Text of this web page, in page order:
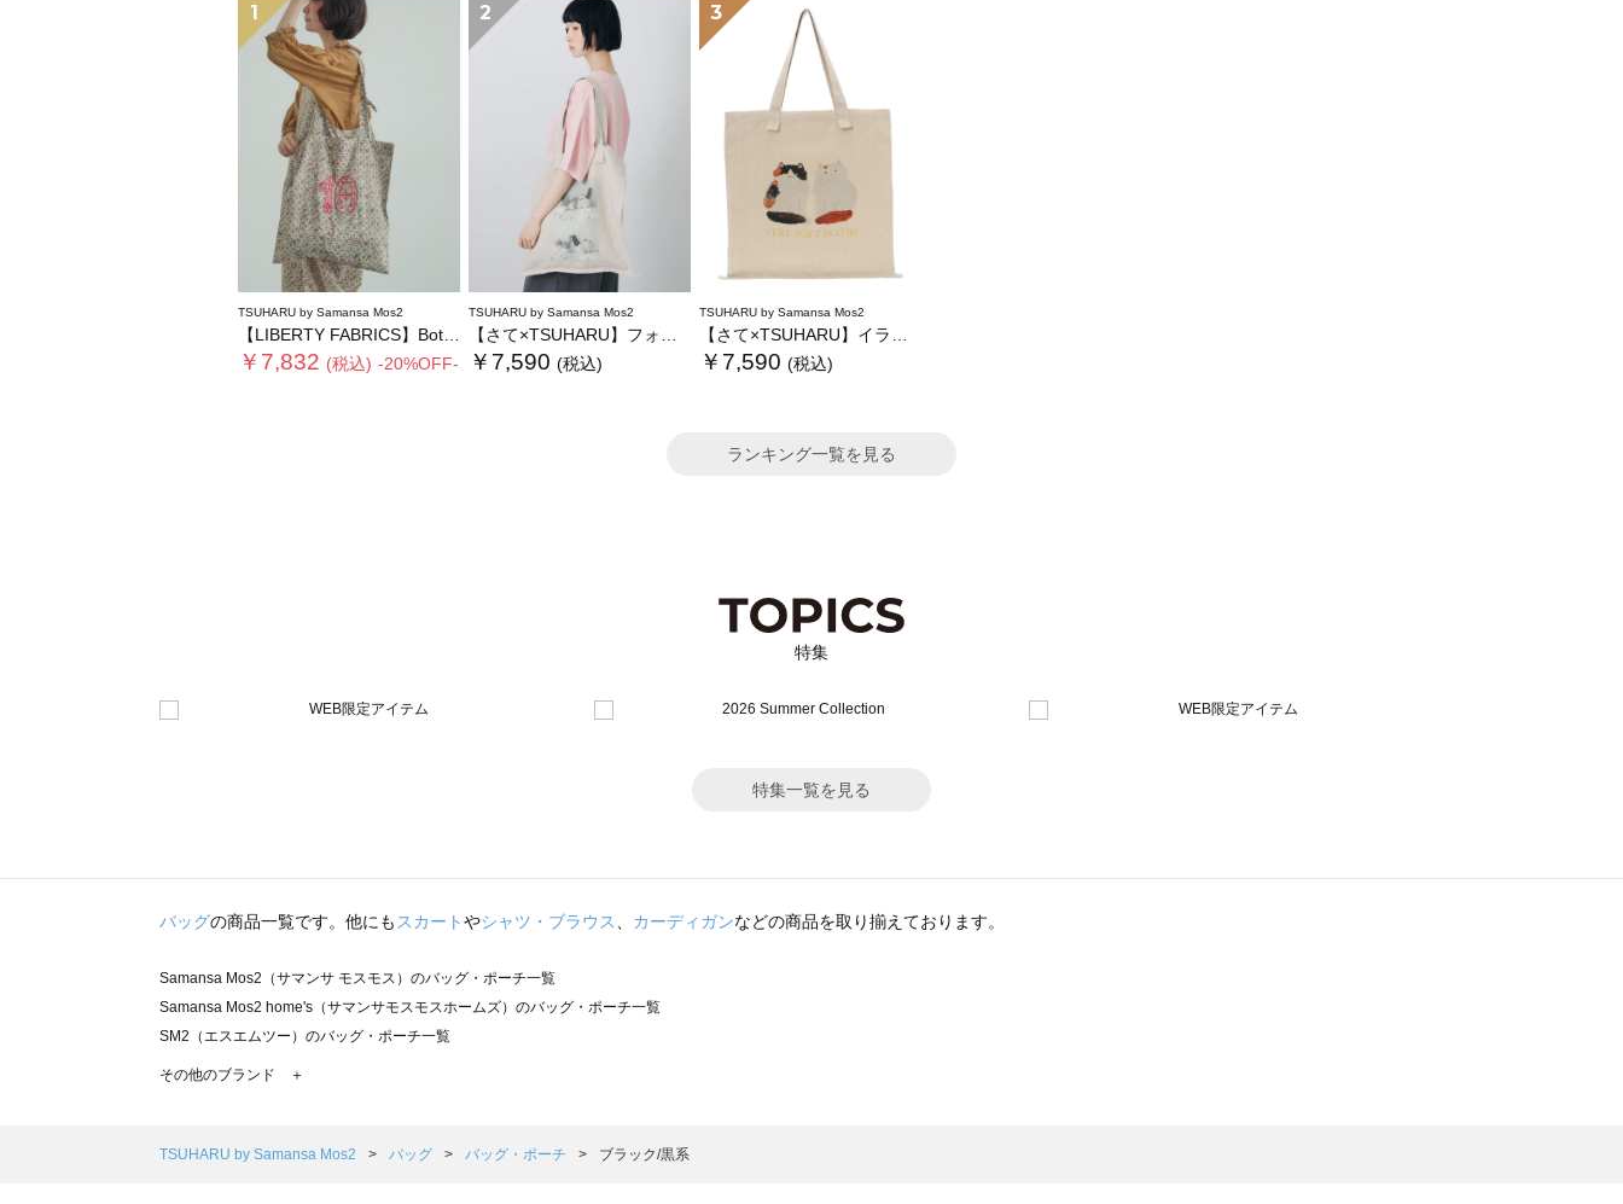
1
TSUHARU by Samansa Mos2
【LIBERTY FABRICS】Botanical Language柄トートバッグ
￥7,832 (税込) -20%OFF-
2
TSUHARU by Samansa Mos2
【さて×TSUHARU】フォト柄プリントバッグ
￥7,590 (税込)
3
TSUHARU by Samansa Mos2
【さて×TSUHARU】イラストプリントバッグ
￥7,590 (税込)
ランキング一覧を見る
特集
特集一覧を見る
バッグの商品一覧です。他にもスカートやシャツ・ブラウス、 カーディガンなどの商品を取り揃えております。
Samansa Mos2（サマンサ モスモス）のバッグ・ポーチ一覧
Samansa Mos2 home's（サマンサモスモスホームズ）のバッグ・ポーチ一覧
SM2（エスエムツー）のバッグ・ポーチ一覧
TSUHARU by Samansa Mos2（ツハルバイサマンサモスモス）のバッグ・ポーチ一覧
Samansa Mos2 Lagom（サマンサモスモス ラーゴム）のバッグ・ポーチ一覧
その他のブランド ＋
TSUHARU by Samansa Mos2 バッグ バッグ・ポーチ ブラック/黒系